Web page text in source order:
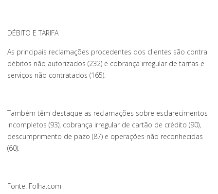
DÉBITO E TARIFA
As principais reclamações procedentes dos clientes são contra
débitos não autorizados (232) e cobrança irregular de tarifas e
serviços não contratados (165).
Também têm destaque as reclamações sobre esclarecimentos
incompletos (93), cobrança irregular de cartão de crédito (90),
descumprimento de pazo (87) e operações não reconhecidas
(60).
Fonte: Folha.com